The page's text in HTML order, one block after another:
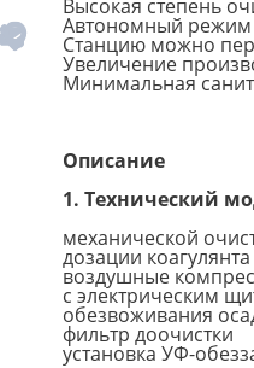
Высокая степень
Автономный режим
Станцию можно
Увеличение
Минимальная
Описание
1. Технический
механической
дозации
воздушные
с электрическим
обезвоживания
фильтр доочистки
установка УФ-